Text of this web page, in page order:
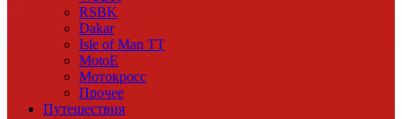
RSBK
Dakar
Isle of Man TT
MotoE
Мотокросс
Прочее
Путешествия